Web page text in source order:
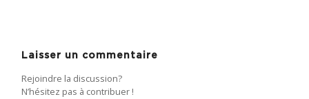
Laisser un commentaire
Rejoindre la discussion?
N’hésitez pas à contribuer !